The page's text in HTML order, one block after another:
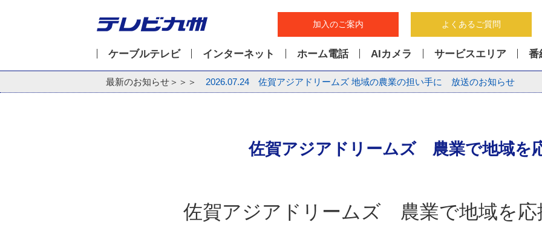
加入のご案内 よくあるご質問
ケーブルテレビ インターネット ホーム電話 AIカメラ サービスエリア 番
最新のお知らせ＞＞＞ 2026.07.24 佐賀アジアドリームズ 地域の農業の担い手に 放送のお知らせ
佐賀アジアドリームズ 農業で地域を
佐賀アジアドリームズ 農業で地域を応